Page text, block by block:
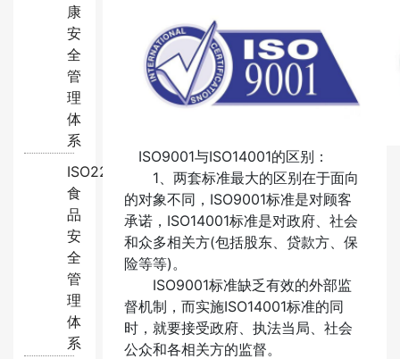
康
安
全
管
理
体
系
ISO22000:2018
食
品
安
全
管
理
体
系
ISO9001与ISO14001的区别：
1、两套标准最大的区别在于面向
的对象不同，ISO9001标准是对顾客
承诺，ISO14001标准是对政府、社会
和众多相关方(包括股东、贷款方、保
险等等)。
ISO9001标准缺乏有效的外部监
督机制，而实施ISO14001标准的同
时，就要接受政府、执法当局、社会
公众和各相关方的监督。